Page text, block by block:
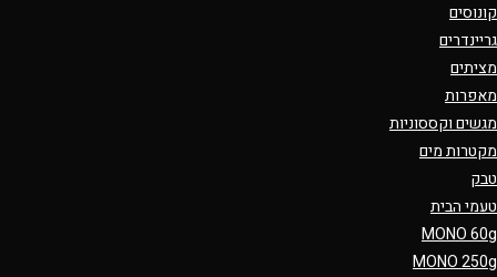
קונוסים
גריינדרים
מציתים
מאפרות
מגשים וקססוניות
מקטרות מים
טבק
טעמי הבית
MONO 60g
MONO 250g